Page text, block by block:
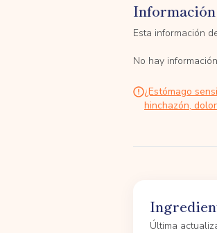
Esta información
No hay
¿Estómago
hinchazón,
Última